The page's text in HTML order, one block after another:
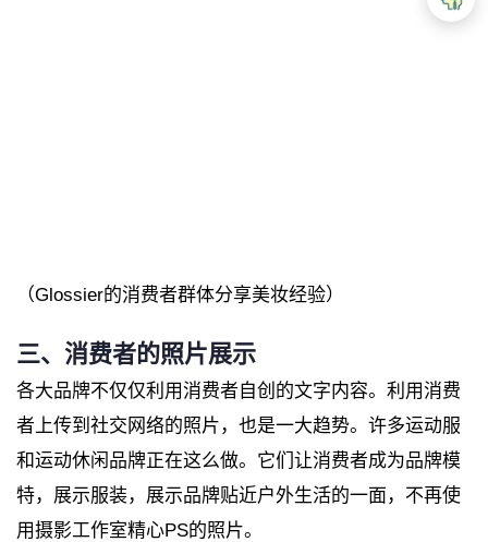
（Glossier的消费者群体分享美妆经验）
三、消费者的照片展示
各大品牌不仅仅利用消费者自创的文字内容。利用消费
者上传到社交网络的照片，也是一大趋势。许多运动服
和运动休闲品牌正在这么做。它们让消费者成为品牌模
特，展示服装，展示品牌贴近户外生活的一面，不再使
用摄影工作室精心PS的照片。